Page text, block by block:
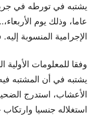
عاما، وذلك يوم
الإجرامية المنسوبة
وفقا للمعلومات الأولية
يشتبه في أن المشتبه
الأعشاب، استدرج
استغلاله جنسيا